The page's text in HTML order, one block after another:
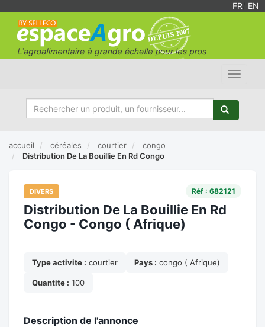
FR EN
Toggle
accueil céréales courtier
congo
Distribution De La Bouillie En Rd Congo
DIVERS Réf : 682121
Distribution De La Bouillie En Rd
Congo - Congo ( Afrique)
Type activite : courtier Pays : congo ( Afrique)
Quantite : 100
Description de l'annonce